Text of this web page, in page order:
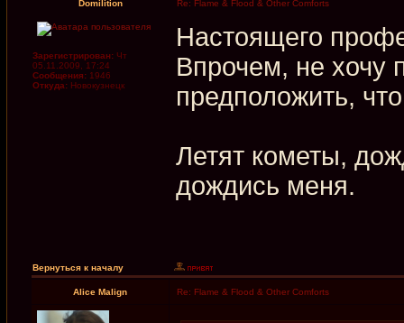
Domilition Re: Flame & Flood & Other Comforts
Зарегистрирован: Чт
05.11.2009, 17:24
Сообщения: 1946
Откуда: Новокузнецк
Настоящего
Впрочем, не хочу
предположить,
Летят кометы,
дождись меня.
Вернуться к началу
Alice Malign Re: Flame & Flood & Other Comforts